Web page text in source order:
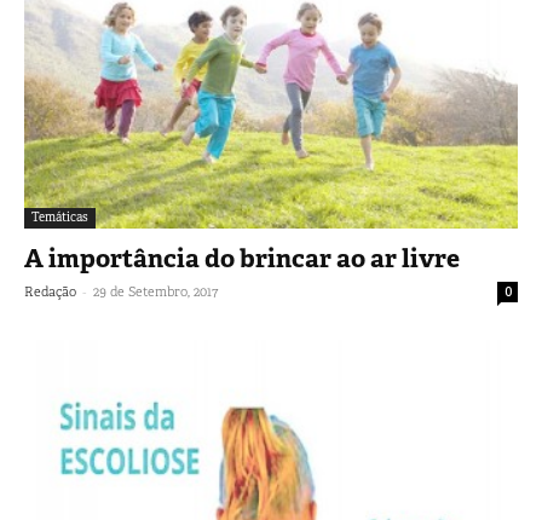
Temáticas
A importância do brincar ao ar livre
Redação - 29 de Setembro, 2017 0